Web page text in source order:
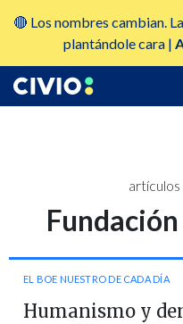
🔴 Los nombres cambian.
plantándole cara |
EL BOE NUESTRO DE CADA DÍA
Humanismo y